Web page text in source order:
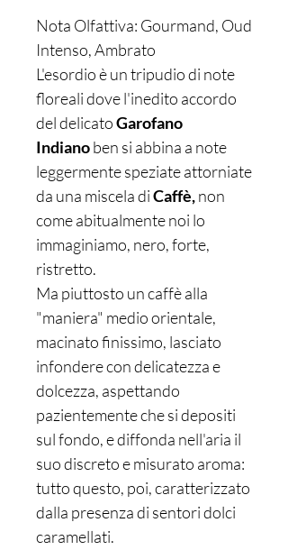
Nota Olfattiva: Gourmand, Oud
Intenso, Ambrato
L'esordio è un tripudio di note
floreali dove l'inedito accordo
del delicatoGarofano
Indianoben si abbina a note
leggermente speziate attorniate
da una miscela diCaffè,non
come abitualmente noi lo
immaginiamo, nero, forte,
ristretto.
Ma piuttosto un caffè alla
"maniera" medio orientale,
macinato finissimo, lasciato
infondere con delicatezza e
dolcezza, aspettando
pazientemente che si depositi
sul fondo, e diffonda nell'aria il
suo discreto e misurato aroma:
tutto questo, poi, caratterizzato
dalla presenza di sentori dolci
caramellati.